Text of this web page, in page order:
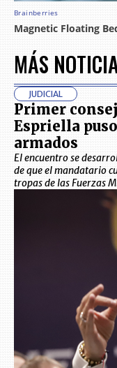
MÁS
JUDICIAL
Primer
Espriella
armados
El encuentro se
de que el mandatario
tropas de las Fuerzas